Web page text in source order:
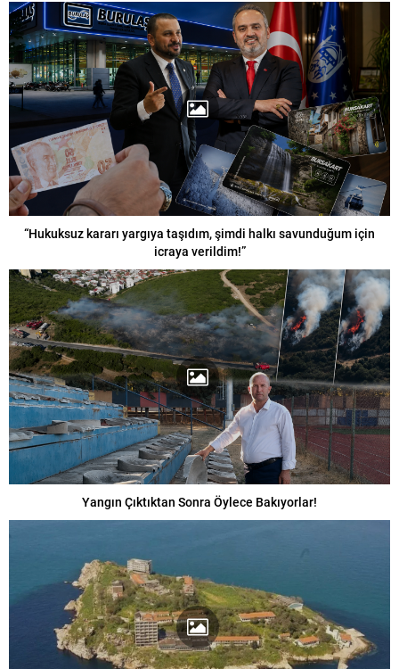
“Hukuksuz kararı yargıya taşıdım, şimdi halkı savunduğum için
icraya verildim!”
Yangın Çıktıktan Sonra Öylece Bakıyorlar!